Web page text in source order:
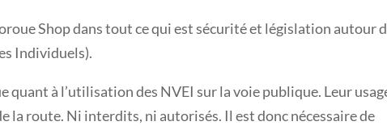
Shop dans tout ce qui est sécurité et législation autour
Individuels).
à l’utilisation des NVEI sur la voie publique. Leur
la route. Ni interdits, ni autorisés. Il est donc nécessaire de